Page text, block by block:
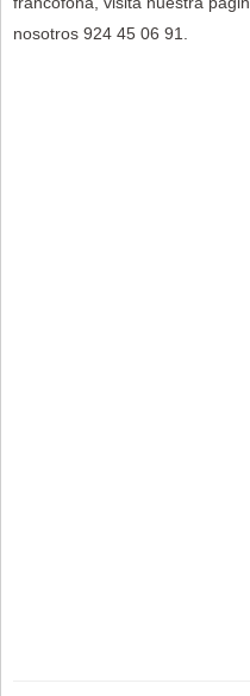
nosotros 924 45 06 91.